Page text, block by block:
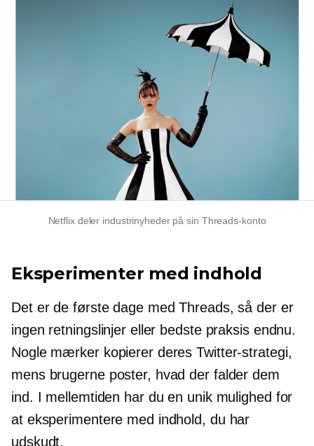
Netflix deler industrinyheder på sin Threads-konto
Eksperimenter med indhold
Det er de første dage med Threads, så der er
ingen retningslinjer eller bedste praksis endnu.
Nogle mærker kopierer deres Twitter-strategi,
mens brugerne poster, hvad der falder dem
ind. I mellemtiden har du en unik mulighed for
at eksperimentere med indhold, du har
udskudt.